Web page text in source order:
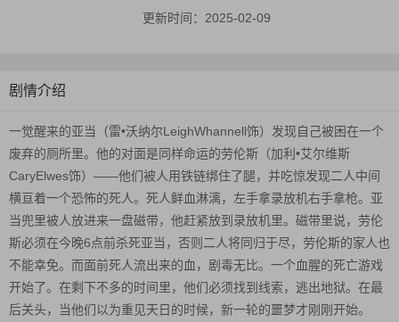
更新时间： 2025-02-09
剧情介绍
一觉醒来的亚当（雷•沃纳尔LeighWhannell饰）发现自己被困在一个
废弃的厕所里。他的对面是同样命运的劳伦斯（加利•艾尔维斯
CaryElwes饰）——他们被人用铁链绑住了腿，并吃惊发现二人中间
横亘着一个恐怖的死人。死人鲜血淋漓，左手拿录放机右手拿枪。亚
当兜里被人放进来一盘磁带，他赶紧放到录放机里。磁带里说，劳伦
斯必须在今晚6点前杀死亚当，否则二人将同归于尽，劳伦斯的家人也
不能幸免。而面前死人流出来的血，剧毒无比。一个血腥的死亡游戏
开始了。在剩下不多的时间里，他们必须找到线索，逃出地狱。在最
后关头，当他们以为重见天日的时候，新一轮的噩梦才刚刚开始。